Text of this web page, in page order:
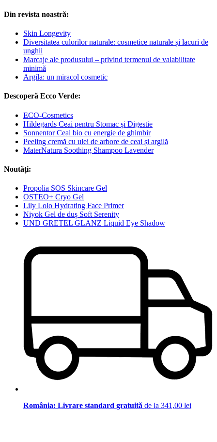
Din revista noastră:
Skin Longevity
Diversitatea culorilor naturale: cosmetice naturale și lacuri de
unghii
Marcaje ale produsului – privind termenul de valabilitate
minimă
Argila: un miracol cosmetic
Descoperă Ecco Verde:
ECO-Cosmetics
Hildegards Ceai pentru Stomac și Digestie
Sonnentor Ceai bio cu energie de ghimbir
Peeling cremă cu ulei de arbore de ceai și argilă
MaterNatura Soothing Shampoo Lavender
Noutăți:
Propolia SOS Skincare Gel
OSTEO+ Cryo Gel
Lily Lolo Hydrating Face Primer
Niyok Gel de duș Soft Serenity
UND GRETEL GLANZ Liquid Eye Shadow
România: Livrare standard gratuită de la 341,00 lei